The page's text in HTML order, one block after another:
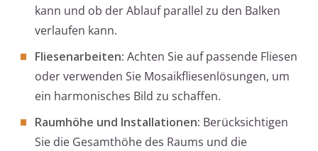
kann und ob der Ablauf parallel zu den Balken
verlaufen kann.
Fliesenarbeiten: Achten Sie auf passende Fliesen
oder verwenden Sie Mosaikfliesenlösungen, um
ein harmonisches Bild zu schaffen.
Raumhöhe und Installationen: Berücksichtigen
Sie die Gesamthöhe des Raums und die